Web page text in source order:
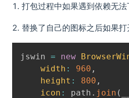
打包过程中如果遇到依赖无
替换了自己的图标之后如果
win = new
width : 960 ,
height : 800 ,
icon : path . join (